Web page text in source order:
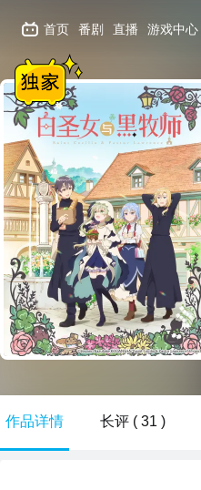
首页 番剧 直播 游戏中心
作品详情 长评 ( 31 )